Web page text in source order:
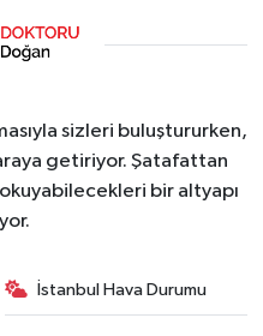
sizleri buluştururken,
getiriyor. Şatafattan
bir altyapı
İstanbul Hava Durumu